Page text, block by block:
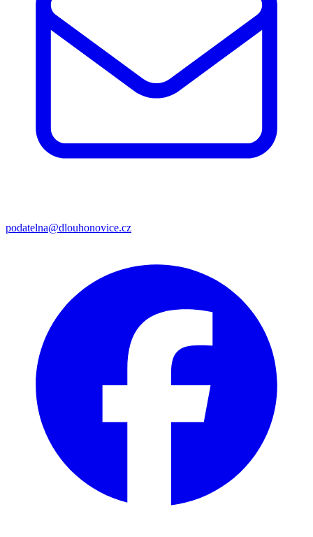
podatelna@dlouhonovice.cz